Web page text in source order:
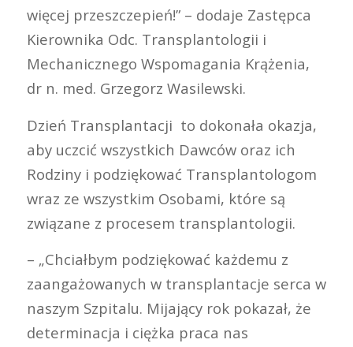
więcej przeszczepień!” – dodaje Zastępca
Kierownika Odc. Transplantologii i
Mechanicznego Wspomagania Krążenia,
dr n. med. Grzegorz Wasilewski.
Dzień Transplantacji to dokonała okazja,
aby uczcić wszystkich Dawców oraz ich
Rodziny i podziękować Transplantologom
wraz ze wszystkim Osobami, które są
związane z procesem transplantologii.
– „Chciałbym podziękować każdemu z
zaangażowanych w transplantacje serca w
naszym Szpitalu. Mijający rok pokazał, że
determinacja i ciężka praca nas